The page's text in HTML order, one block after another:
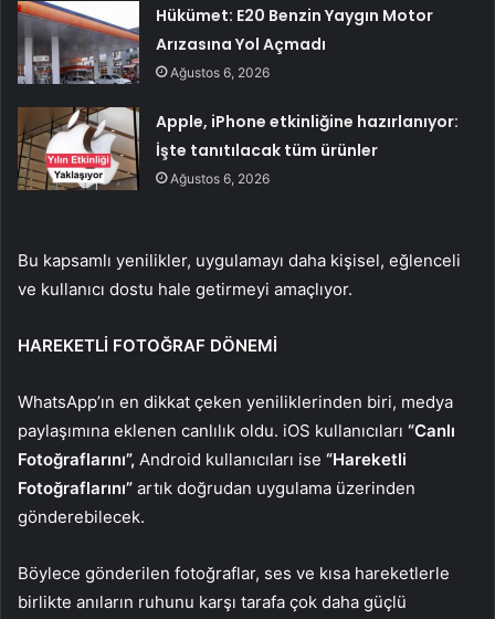
Hükümet: E20 Benzin Yaygın Motor
Arızasına Yol Açmadı
Ağustos 6, 2026
Apple, iPhone etkinliğine hazırlanıyor:
İşte tanıtılacak tüm ürünler
Ağustos 6, 2026
Bu kapsamlı yenilikler, uygulamayı daha kişisel, eğlenceli
ve kullanıcı dostu hale getirmeyi amaçlıyor.
HAREKETLİ FOTOĞRAF DÖNEMİ
WhatsApp’ın en dikkat çeken yeniliklerinden biri, medya
paylaşımına eklenen canlılık oldu. iOS kullanıcıları “Canlı
Fotoğraflarını”, Android kullanıcıları ise “Hareketli
Fotoğraflarını” artık doğrudan uygulama üzerinden
gönderebilecek.
Böylece gönderilen fotoğraflar, ses ve kısa hareketlerle
birlikte anıların ruhunu karşı tarafa çok daha güçlü